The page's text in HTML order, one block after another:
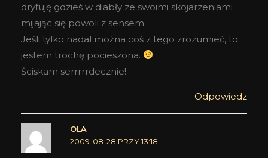
dryfuję gdzieś w diabły ze swoimi skojarzeniami
mijając się powoli z sensem.
Jeśli tylko nadal można coś z tego zrozumieć, to
jestem trochę pocieszona.
Ściskam serrrrrdecznie!
Odpowiedz
OLA
2009-08-28 PRZY 13:18